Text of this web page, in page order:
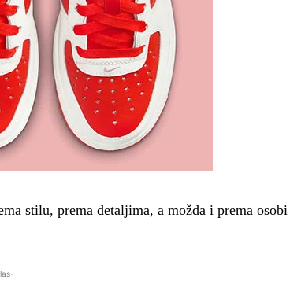
stilu, prema detaljima, a možda i prema